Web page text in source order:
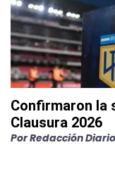
Confirmaron la
Clausura 2026
PorRedacción